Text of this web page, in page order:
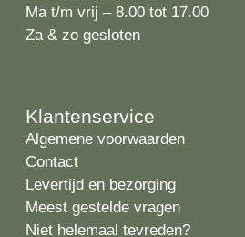
Ma t/m vrij – 8.00 tot 17.00
Za & zo gesloten
Klantenservice
Algemene voorwaarden
Contact
Levertijd en bezorging
Meest gestelde vragen
Niet helemaal tevreden?